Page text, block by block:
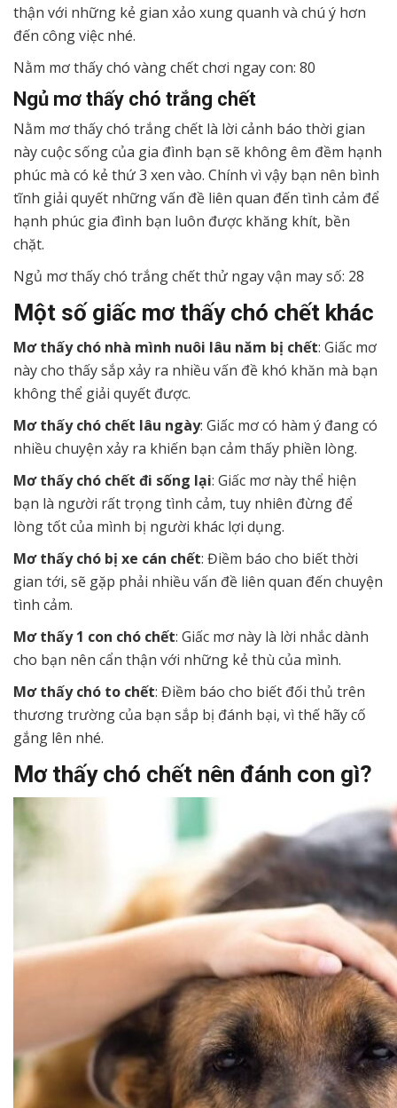
thận với những kẻ gian xảo xung quanh và chú ý hơn
đến công việc nhé.
Nằm mơ thấy chó vàng chết chơi ngay con: 80
Ngủ mơ thấy chó trắng chết
Nằm mơ thấy chó trắng chết là lời cảnh báo thời gian
này cuộc sống của gia đình bạn sẽ không êm đềm hạnh
phúc mà có kẻ thứ 3 xen vào. Chính vì vậy bạn nên bình
tĩnh giải quyết những vấn đề liên quan đến tình cảm để
hạnh phúc gia đình bạn luôn được khăng khít, bền
chặt.
Ngủ mơ thấy chó trắng chết thử ngay vận may số: 28
Một số giấc mơ thấy chó chết khác
Mơ thấy chó nhà mình nuôi lâu năm bị chết: Giấc mơ
này cho thấy sắp xảy ra nhiều vấn đề khó khăn mà bạn
không thể giải quyết được.
Mơ thấy chó chết lâu ngày: Giấc mơ có hàm ý đang có
nhiều chuyện xảy ra khiến bạn cảm thấy phiền lòng.
Mơ thấy chó chết đi sống lại: Giấc mơ này thể hiện
bạn là người rất trọng tình cảm, tuy nhiên đừng để
lòng tốt của mình bị người khác lợi dụng.
Mơ thấy chó bị xe cán chết: Điềm báo cho biết thời
gian tới, sẽ gặp phải nhiều vấn đề liên quan đến chuyện
tình cảm.
Mơ thấy 1 con chó chết: Giấc mơ này là lời nhắc dành
cho bạn nên cẩn thận với những kẻ thù của mình.
Mơ thấy chó to chết: Điềm báo cho biết đối thủ trên
thương trường của bạn sắp bị đánh bại, vì thế hãy cố
gắng lên nhé.
Mơ thấy chó chết nên đánh con gì?